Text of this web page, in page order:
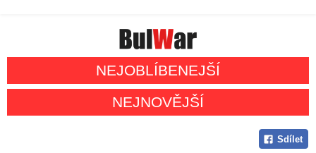
NEJOBLÍBENEJŠÍ
NEJNOVĚJŠÍ
Sdílet